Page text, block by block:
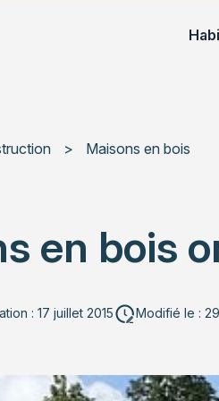
> Maisons en bois
en bois
: 17 juillet 2015 Modifié le :